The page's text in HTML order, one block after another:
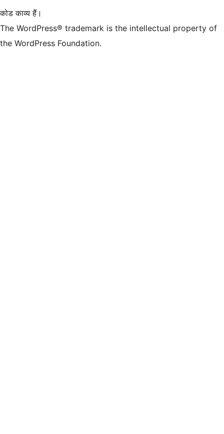
कोड काव्य हैं।
The WordPress® trademark is the intellectual property of
the WordPress Foundation.